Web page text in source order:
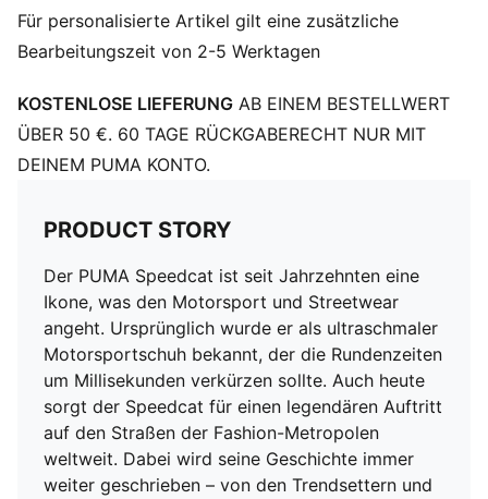
Für personalisierte Artikel gilt eine zusätzliche
Bearbeitungszeit von 2-5 Werktagen
KOSTENLOSE LIEFERUNG AB EINEM BESTELLWERT
ÜBER 50 €. 60 TAGE RÜCKGABERECHT NUR MIT
DEINEM PUMA KONTO.
PRODUCT STORY
Der PUMA Speedcat ist seit Jahrzehnten eine
Ikone, was den Motorsport und Streetwear
angeht. Ursprünglich wurde er als ultraschmaler
Motorsportschuh bekannt, der die Rundenzeiten
um Millisekunden verkürzen sollte. Auch heute
sorgt der Speedcat für einen legendären Auftritt
auf den Straßen der Fashion-Metropolen
weltweit. Dabei wird seine Geschichte immer
weiter geschrieben – von den Trendsettern und